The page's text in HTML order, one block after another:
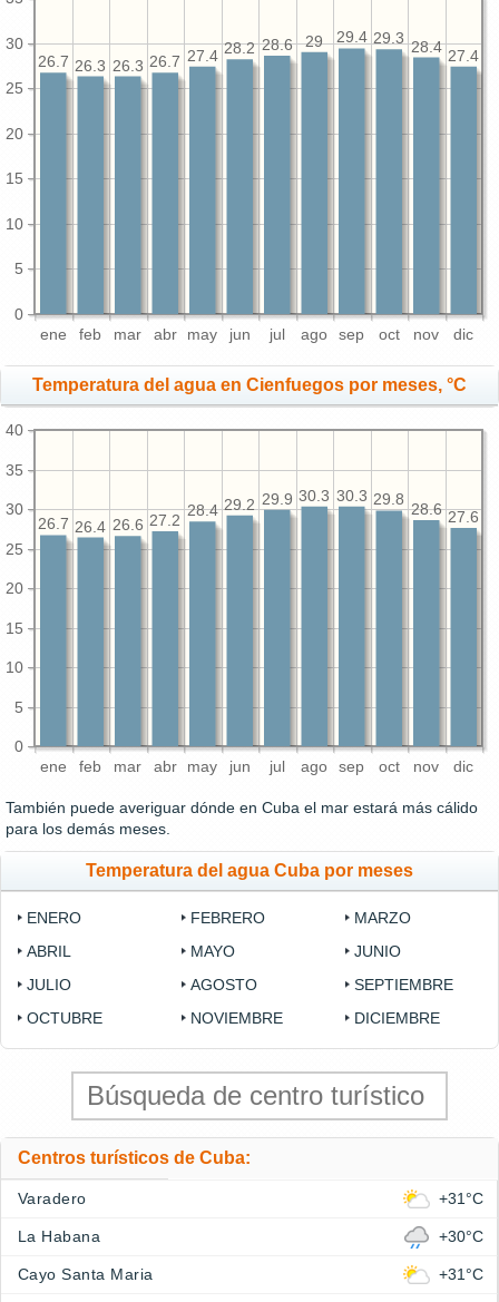
ene feb mar abr may jun jul ago sep oct nov dic
0
5
10
15
20
25
30
27.4
28.4
29.3
29.4
29
28.6
28.2
27.4
26.7
26.3
26.3
26.7
Temperatura del agua en Cienfuegos por meses, °C
ene feb mar abr may jun jul ago sep oct nov dic
0
5
10
15
20
25
30
35
40
27.6
28.6
29.8
30.3
30.3
29.9
29.2
28.4
27.2
26.6
26.4
26.7
También puede averiguar dónde en Cuba el mar estará más cálido
para los demás meses.
Temperatura del agua Cuba por meses
ENERO FEBRERO
MARZO
ABRIL
MAYO
JUNIO
JULIO
AGOSTO
SEPTIEMBRE
OCTUBRE
NOVIEMBRE DICIEMBRE
Centros turísticos de Cuba:
Varadero +31°C
La Habana +30°C
Cayo Santa Maria +31°C